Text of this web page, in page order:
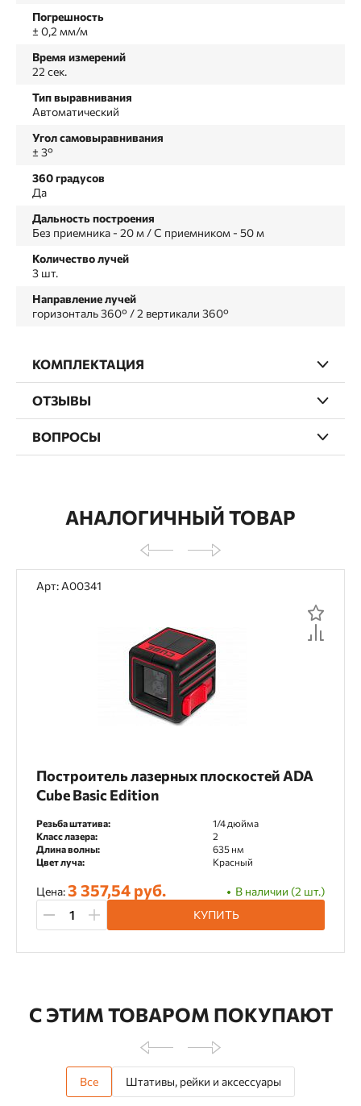
Погрешность
± 0,2 мм/м
Время измерений
22 сек.
Тип выравнивания
Автоматический
Угол самовыравнивания
± 3°
360 градусов
Да
Дальность построения
Без приемника - 20 м / С приемником - 50 м
Количество лучей
3 шт.
Направление лучей
горизонталь 360° / 2 вертикали 360°
КОМПЛЕКТАЦИЯ
ОТЗЫВЫ
ВОПРОСЫ
АНАЛОГИЧНЫЙ ТОВАР
Арт: А00341
Построитель лазерных плоскостей ADA
Cube Basic Edition
Резьба штатива:
1/4 дюйма
Класс лазера:
2
Длина волны:
635 нм
Цвет луча:
Красный
Цена:3 357,54 руб.
В наличии (2 шт.)
КУПИТЬ
С ЭТИМ ТОВАРОМ ПОКУПАЮТ
Все Штативы, рейки и аксессуары